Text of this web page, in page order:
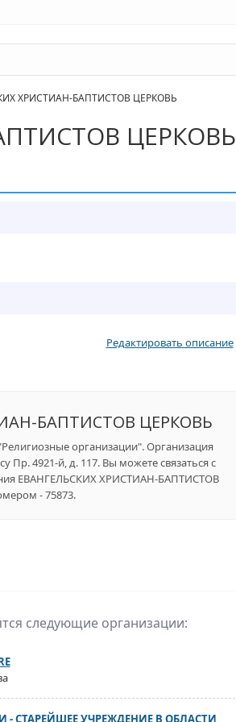
ХРИСТИАН-БАПТИСТОВ ЦЕРКОВЬ
ЦЕРКОВЬ
Редактировать описание
БАПТИСТОВ ЦЕРКОВЬ
организации". Организация
Пр. 4921-й, д. 117. Вы можете связаться с
ЕВАНГЕЛЬСКИХ ХРИСТИАН-БАПТИСТОВ
- 75873.
следующие организации:
- СТАРЕЙШЕЕ УЧРЕЖДЕНИЕ В ОБЛАСТИ